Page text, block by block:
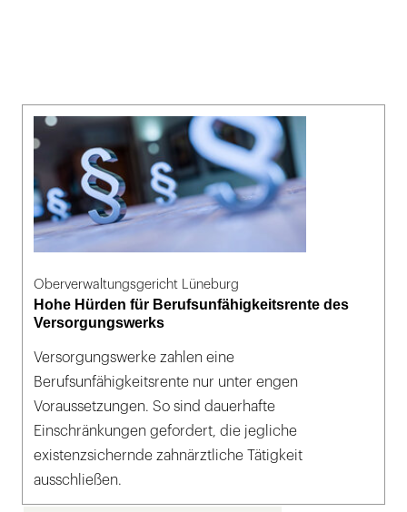
Oberverwaltungsgericht Lüneburg
Hohe Hürden für Berufsunfähigkeitsrente des
Versorgungswerks
Versorgungswerke zahlen eine
Berufsunfähigkeitsrente nur unter engen
Voraussetzungen. So sind dauerhafte
Einschränkungen gefordert, die jegliche
existenzsichernde zahnärztliche Tätigkeit
ausschließen.